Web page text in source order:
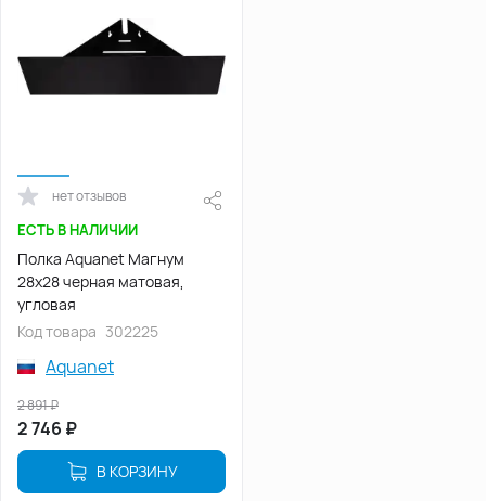
нет отзывов
ЕСТЬ В НАЛИЧИИ
Полка Aquanet Магнум
28x28 черная матовая,
угловая
Код товара 302225
Aquanet
2 746 ₽
2 891₽
В КОРЗИНУ